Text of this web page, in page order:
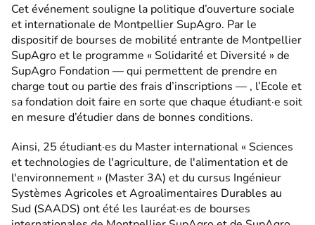
Cet événement souligne la politique d’ouverture sociale
et internationale de Montpellier SupAgro. Par le
dispositif de bourses de mobilité entrante de Montpellier
SupAgro et le programme « Solidarité et Diversité » de
SupAgro Fondation — qui permettent de prendre en
charge tout ou partie des frais d’inscriptions — , l’Ecole et
sa fondation doit faire en sorte que chaque étudiant·e soit
en mesure d’étudier dans de bonnes conditions.
Ainsi, 25 étudiant·es du Master international « Sciences
et technologies de l'agriculture, de l'alimentation et de
l'environnement » (Master 3A) et du cursus Ingénieur
Systèmes Agricoles et Agroalimentaires Durables au
Sud (SAADS) ont été les lauréat·es de bourses